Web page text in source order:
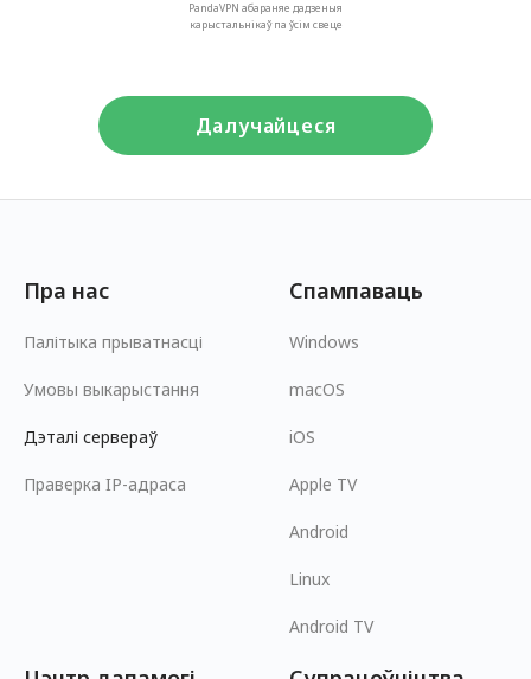
PandaVPN абараняе дадзеныя
карыстальнікаў па ўсім свеце
Далучайцеся
Пра нас
Палітыка прыватнасці
Умовы выкарыстання
Дэталі сервераў
Праверка IP-адраса
Спампаваць
Windows
macOS
iOS
Apple TV
Android
Linux
Android TV